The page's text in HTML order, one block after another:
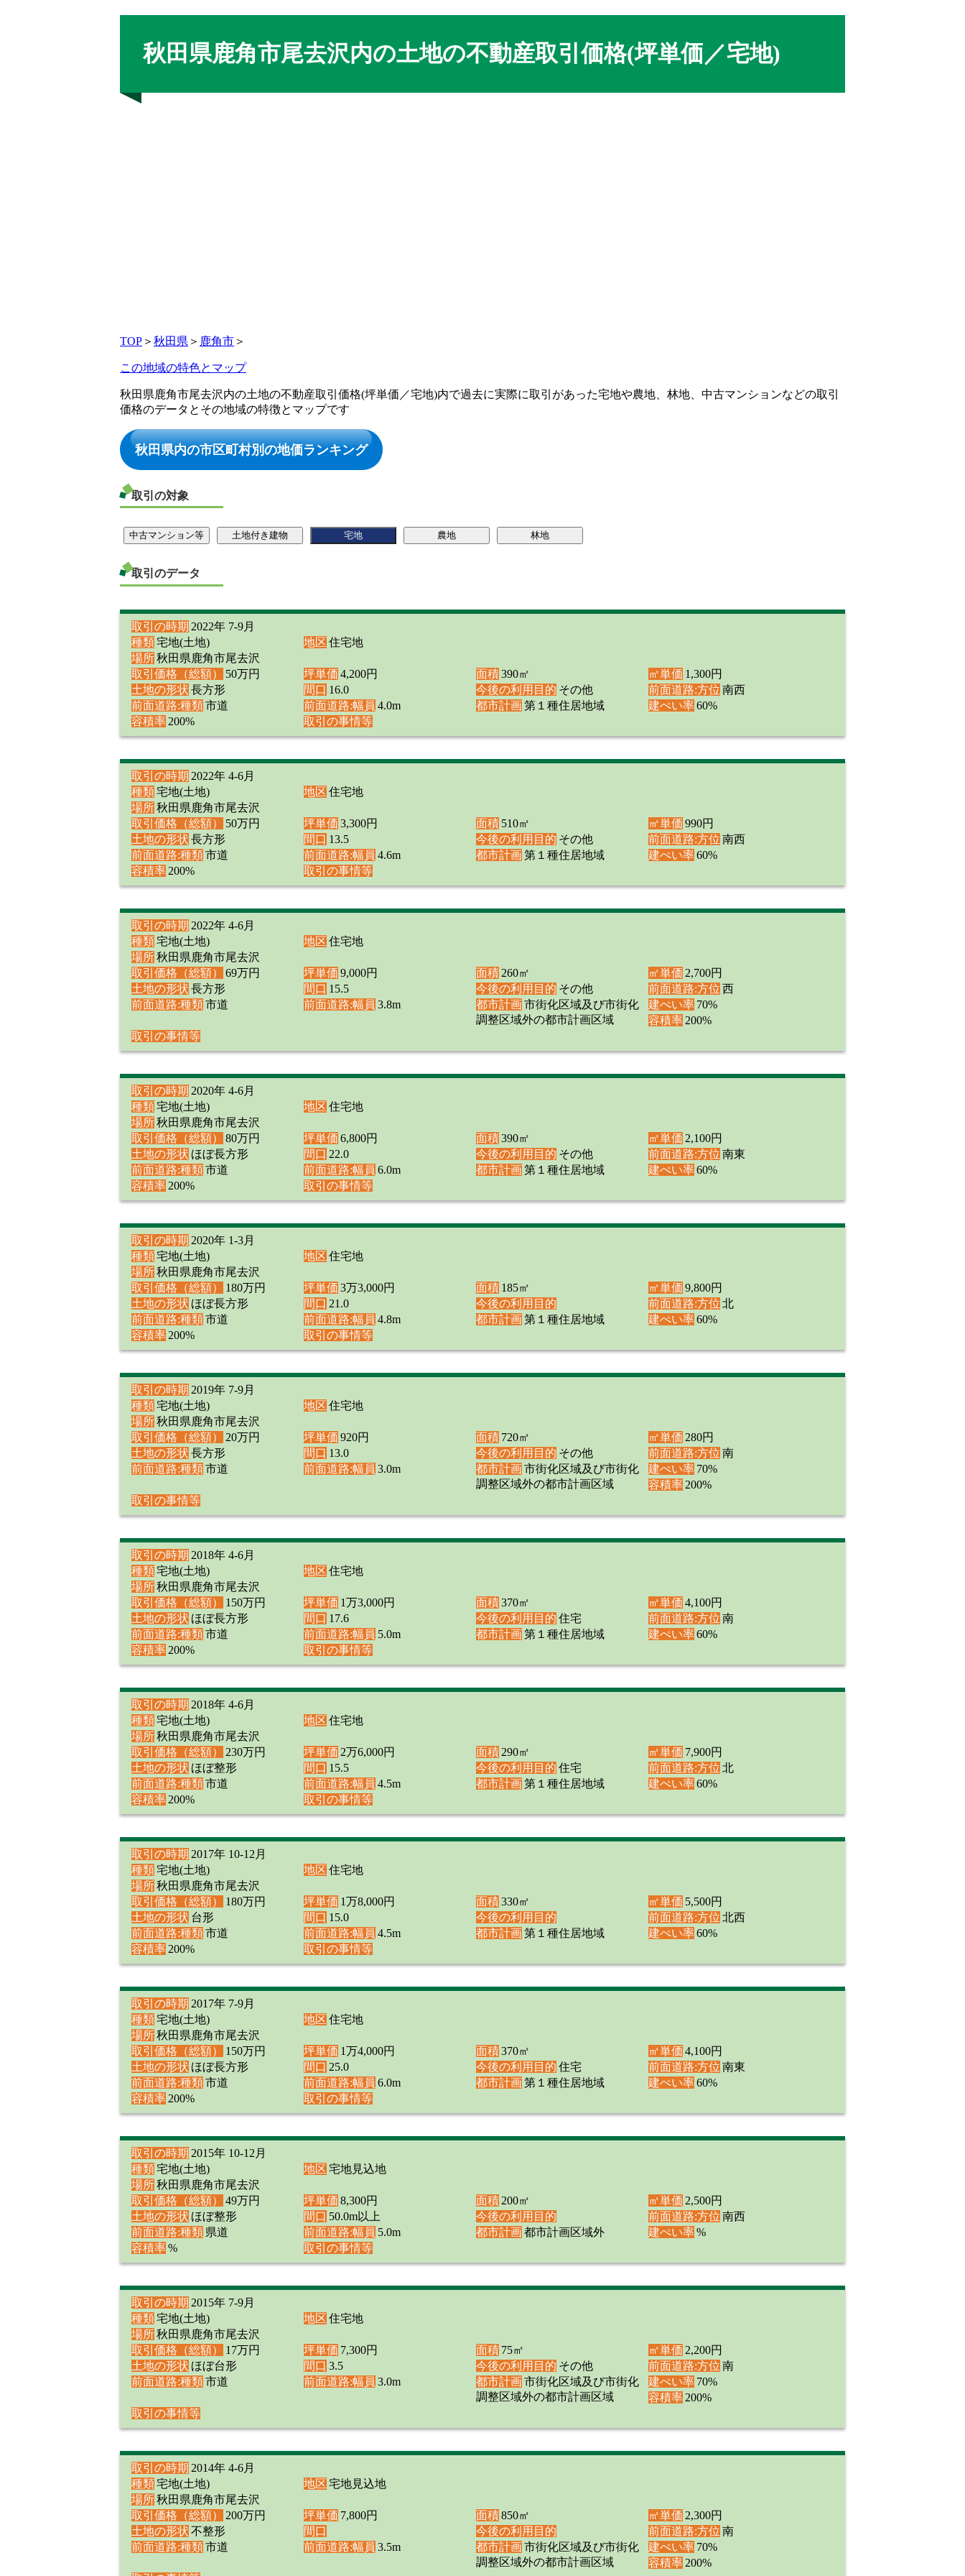
秋田県鹿角市尾去沢内の土地の不動産取引価格(坪単価／宅地)
TOP ＞ 秋田県 ＞ 鹿角市 ＞
この地域の特色とマップ
秋田県鹿角市尾去沢内の土地の不動産取引価格(坪単価／宅地)内で過去に実際に取引があった宅地や農地、林地、中古マンションなどの取引
価格のデータとその地域の特徴とマップです
秋田県内の市区町村別の地価ランキング
取引の対象
取引のデータ
取引の時期 2022年 7-9月
種類宅地(土地) 地区 住宅地
場所秋田県鹿角市尾去沢
取引価格（総額）
50万円 坪単価 4,200円 面積390㎡ ㎡単価 1,300円
土地の形状 長方形 間口 16.0 今後の利用目的 その他 前面道路:方位 南西
前面道路:種類市道 前面道路:幅員 4.0m 都市計画第１種住居地域 建ぺい率60%
容積率 200% 取引の事情等
取引の時期 2022年 4-6月
種類宅地(土地) 地区 住宅地
場所秋田県鹿角市尾去沢
取引価格（総額）
50万円 坪単価 3,300円 面積 510㎡ ㎡単価 990円
土地の形状 長方形 間口 13.5 今後の利用目的 その他 前面道路:方位 南西
前面道路:種類市道 前面道路:幅員 4.6m 都市計画第１種住居地域 建ぺい率60%
容積率 200% 取引の事情等
取引の時期 2022年 4-6月
種類宅地(土地) 地区 住宅地
場所秋田県鹿角市尾去沢
取引価格（総額）
69万円 坪単価 9,000円 面積 260㎡ ㎡単価 2,700円
土地の形状 長方形 間口 15.5 今後の利用目的 その他 前面道路:方位 西
前面道路:種類市道 前面道路:幅員 3.8m 都市計画市街化区域及び市街化
調整区域外の都市計画区域
建ぺい率 70%
容積率 200%
取引の事情等
取引の時期 2020年 4-6月
種類宅地(土地) 地区 住宅地
場所秋田県鹿角市尾去沢
取引価格（総額）
80万円 坪単価 6,800円 面積390㎡ ㎡単価 2,100円
土地の形状 ほぼ長方形 間口 22.0 今後の利用目的 その他 前面道路:方位 南東
前面道路:種類市道 前面道路:幅員 6.0m 都市計画第１種住居地域 建ぺい率60%
容積率 200% 取引の事情等
取引の時期 2020年 1-3月
種類宅地(土地) 地区 住宅地
場所秋田県鹿角市尾去沢
取引価格（総額）
180万円 坪単価 3万3,000円 面積 185㎡ ㎡単価 9,800円
土地の形状 ほぼ長方形 間口 21.0 今後の利用目的 前面道路:方位 北
前面道路:種類市道 前面道路:幅員 4.8m 都市計画第１種住居地域 建ぺい率60%
容積率 200% 取引の事情等
取引の時期 2019年 7-9月
種類宅地(土地) 地区 住宅地
場所秋田県鹿角市尾去沢
取引価格（総額）
20万円 坪単価 920円 面積 720㎡ ㎡単価 280円
土地の形状 長方形 間口 13.0 今後の利用目的 その他 前面道路:方位 南
前面道路:種類市道 前面道路:幅員 3.0m 都市計画市街化区域及び市街化
調整区域外の都市計画区域
建ぺい率 70%
容積率 200%
取引の事情等
取引の時期 2018年 4-6月
種類宅地(土地) 地区 住宅地
場所秋田県鹿角市尾去沢
取引価格（総額）
150万円 坪単価 1万3,000円 面積370㎡ ㎡単価 4,100円
土地の形状 ほぼ長方形 間口 17.6 今後の利用目的 住宅 前面道路:方位 南
前面道路:種類市道 前面道路:幅員 5.0m 都市計画第１種住居地域 建ぺい率60%
容積率 200% 取引の事情等
取引の時期 2018年 4-6月
種類宅地(土地) 地区 住宅地
場所秋田県鹿角市尾去沢
取引価格（総額）
230万円 坪単価 2万6,000円 面積 290㎡ ㎡単価 7,900円
土地の形状 ほぼ整形 間口 15.5 今後の利用目的 住宅 前面道路:方位 北
前面道路:種類市道 前面道路:幅員 4.5m 都市計画第１種住居地域 建ぺい率60%
容積率 200% 取引の事情等
取引の時期 2017年 10-12月
種類宅地(土地) 地区 住宅地
場所秋田県鹿角市尾去沢
取引価格（総額）
180万円 坪単価 1万8,000円 面積330㎡ ㎡単価 5,500円
土地の形状 台形 間口 15.0 今後の利用目的 前面道路:方位 北西
前面道路:種類市道 前面道路:幅員 4.5m 都市計画第１種住居地域 建ぺい率60%
容積率 200% 取引の事情等
取引の時期 2017年 7-9月
種類宅地(土地) 地区 住宅地
場所秋田県鹿角市尾去沢
取引価格（総額）
150万円 坪単価 1万4,000円 面積370㎡ ㎡単価 4,100円
土地の形状 ほぼ長方形 間口 25.0 今後の利用目的 住宅 前面道路:方位 南東
前面道路:種類市道 前面道路:幅員 6.0m 都市計画第１種住居地域 建ぺい率60%
容積率 200% 取引の事情等
取引の時期 2015年 10-12月
種類宅地(土地) 地区 宅地見込地
場所秋田県鹿角市尾去沢
取引価格（総額）
49万円 坪単価 8,300円 面積 200㎡ ㎡単価 2,500円
土地の形状 ほぼ整形 間口 50.0m以上 今後の利用目的 前面道路:方位 南西
前面道路:種類 県道 前面道路:幅員 5.0m 都市計画都市計画区域外 建ぺい率%
容積率% 取引の事情等
取引の時期 2015年 7-9月
種類宅地(土地) 地区 住宅地
場所秋田県鹿角市尾去沢
取引価格（総額）
17万円 坪単価 7,300円 面積 75㎡ ㎡単価 2,200円
土地の形状 ほぼ台形 間口 3.5 今後の利用目的 その他 前面道路:方位 南
前面道路:種類市道 前面道路:幅員 3.0m 都市計画市街化区域及び市街化
調整区域外の都市計画区域
建ぺい率 70%
容積率 200%
取引の事情等
取引の時期 2014年 4-6月
種類宅地(土地) 地区 宅地見込地
場所秋田県鹿角市尾去沢
取引価格（総額）
200万円 坪単価 7,800円 面積850㎡ ㎡単価 2,300円
土地の形状 不整形 間口 今後の利用目的 前面道路:方位 南
前面道路:種類市道 前面道路:幅員 3.5m 都市計画市街化区域及び市街化
調整区域外の都市計画区域
建ぺい率 70%
容積率 200%